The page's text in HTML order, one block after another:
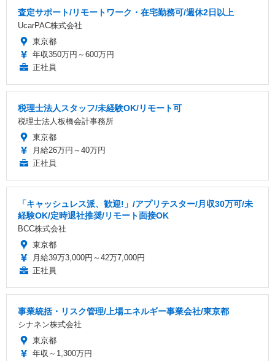
査定サポート/リモートワーク・在宅勤務可/週休2日以上
UcarPAC株式会社
東京都
年収350万円～600万円
正社員
税理士法人スタッフ/未経験OK/リモート可
税理士法人板橋会計事務所
東京都
月給26万円～40万円
正社員
「キャッシュレス派、歓迎!」/アプリテスター/月収30万可/未
経験OK/定時退社推奨/リモート面接OK
BCC株式会社
東京都
月給39万3,000円～42万7,000円
正社員
事業統括・リスク管理/上場エネルギー事業会社/東京都
シナネン株式会社
東京都
年収～1,300万円